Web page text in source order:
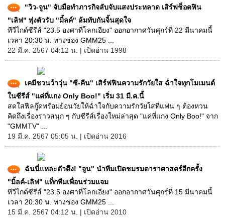
"วิว-จูน" จับมือทำภารกิจลับจับแสงประหลาด เสิร์ฟช็อตฟิน
"เลิฟ" พุ่งตัวรับ "มิ้ลค์" ล้มทับกันจิ้นสุดใจ
ทีวีไกด์ซีรีส์ "23.5 องศาที่โลกเอียง" ออกอากาศวันศุกร์ที่ 22 มีนาคมนี้
เวลา 20:30 น. ทางช่อง GMM25 ...
22 มี.ค. 2567 04:12 น. | เปิดอ่าน 1998
เคมีชวนว้าวุ่น "ซี-คีน" เสิร์ฟฟินความรักวัยใส ฉ่ำใจทุกโมเมนต์
ในซีรีส์ "แค่ที่แกง Only Boo!" เริ่ม 31 มี.ค.นี้
สดใสฟีลกู๊ดพร้อมย้อนวัยให้ฉ่ำใจกับความรักวัยใสที่แฟน ๆ ต้องหวน
คิดถึงเรื่องราวสนุก ๆ กับซีรีส์เรื่องใหม่ล่าสุด "แค่ที่แกง Only Boo!" จาก
"GMMTV" ...
19 มี.ค. 2567 05:05 น. | เปิดอ่าน 2016
ฉันนี่แหละตัวตึง! "จูน" นำทีมเปิดชมรมดาราศาสตร์อีกครั้ง
"มิ้ลค์-เลิฟ" แท็กทีมเพื่อนร่วมแจม
ทีวีไกด์ซีรีส์ "23.5 องศาที่โลกเอียง" ออกอากาศวันศุกร์ที่ 15 มีนาคมนี้
เวลา 20:30 น. ทางช่อง GMM25 ...
15 มี.ค. 2567 04:12 น. | เปิดอ่าน 2010